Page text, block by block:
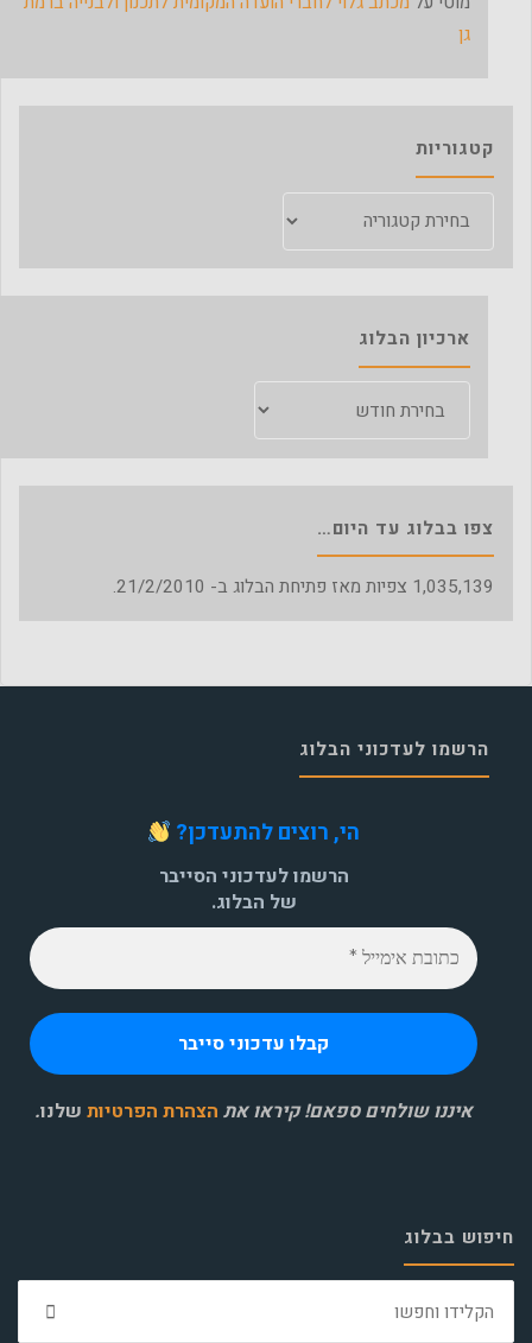
גן
קטגוריות
ארכיון הבלוג
צפו בבלוג עד היום…
1,035,139 צפיות מאז פתיחת הבלוג ב- 21/2/2010.
הרשמו לעדכוני הבלוג
הי, רוצים להתעדכן?
הרשמו לעדכוני הסייבר
של הבלוג.
איננו שולחים ספאם! קיראו את הצהרת הפרטיות שלנו.
חיפוש בבלוג